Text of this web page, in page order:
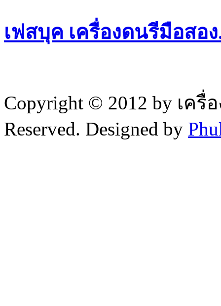
เฟสบุค เครื่องดนรีมือสอง
Copyright © 2012 by เค
Reserved. Designed by